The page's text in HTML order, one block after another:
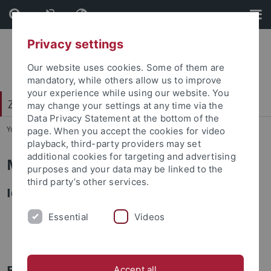
Skip
to
content
Skip
to
footer
Zentrum für Datenverarbeitung (ZDV)
You are here: Startseite ... Mitarbeiter
Mitarbeiter
Identitätsmanagement
Wie komme ich zu einerLogin-ID?
Privacy settings
Our website uses cookies. Some of them are
mandatory, while others allow us to improve
your experience while using our website. You
may change your settings at any time via the
Data Privacy Statement at the bottom of the
page. When you accept the cookies for video
playback, third-party providers may set
additional cookies for targeting and advertising
purposes and your data may be linked to the
third party’s other services.
Essential Videos